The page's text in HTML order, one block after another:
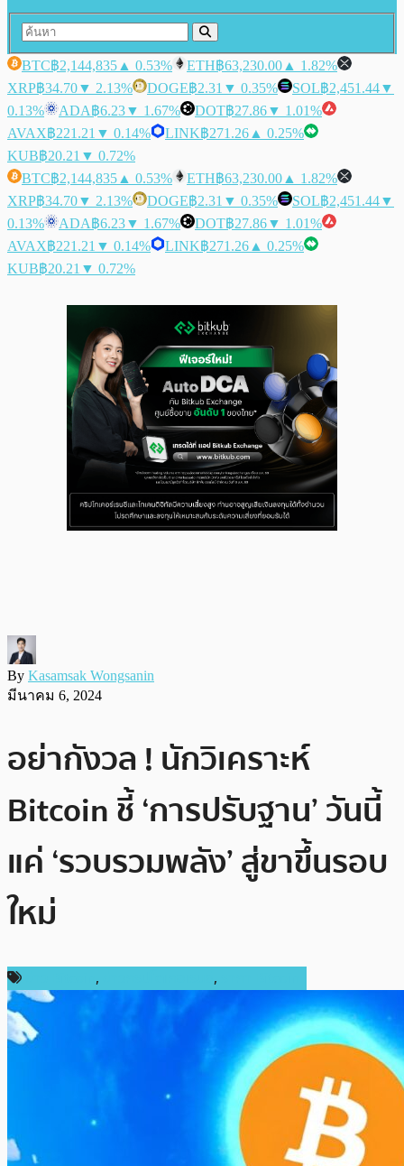
BTC฿2,144,835 ▲ 0.53% ETH฿63,230.00 ▲ 1.82%
XRP฿34.70▼ 2.13% DOGE฿2.31 ▼ 0.35% SOL฿2,451.44▼
0.13%
ADA฿6.23▼ 1.67% DOT฿27.86▼ 1.01%
AVAX฿221.21 ▼ 0.14% LINK฿271.26 ▲ 0.25%
KUB฿20.21 ▼ 0.72%
BTC฿2,144,835 ▲ 0.53% ETH฿63,230.00 ▲ 1.82%
XRP฿34.70▼ 2.13% DOGE฿2.31 ▼ 0.35% SOL฿2,451.44▼
0.13%
ADA฿6.23▼ 1.67% DOT฿27.86▼ 1.01%
AVAX฿221.21 ▼ 0.14% LINK฿271.26 ▲ 0.25%
KUB฿20.21 ▼ 0.72%
By Kasamsak Wongsanin
มีนาคม 6, 2024
อย่ากังวล ! นักวิเคราะห์
Bitcoin ชี้ ‘การปรับฐาน’ วันนี้
แค่ ‘รวบรวมพลัง’ สู่ขาขึ้นรอบ
ใหม่
, ,